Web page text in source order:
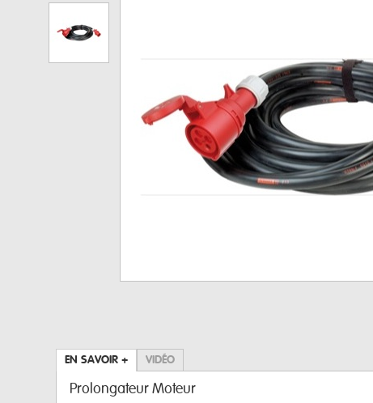
EN SAVOIR + VIDÉO
Prolongateur Moteur